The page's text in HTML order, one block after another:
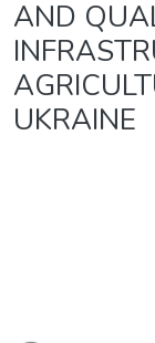
AND
UKRAINE